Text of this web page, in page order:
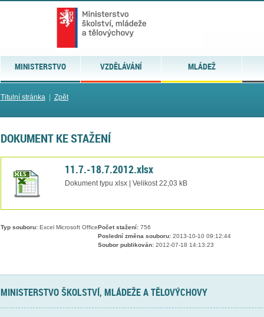
MINISTERSTVO VZDĚLÁVÁNÍ MLÁDEŽ
Titulní stránka| Zpět
DOKUMENT KE STAŽENÍ
11.7.-18.7.2012.xlsx
Dokument typu xlsx | Velikost 22,03 kB
Typ souboru:Excel Microsoft Office Počet stažení:756
Poslední změna souboru:2013-10-10 09:12:44
Soubor publikován:2012-07-18 14:13:23
MINISTERSTVO ŠKOLSTVÍ, MLÁDEŽE A TĚLOVÝCHOVY